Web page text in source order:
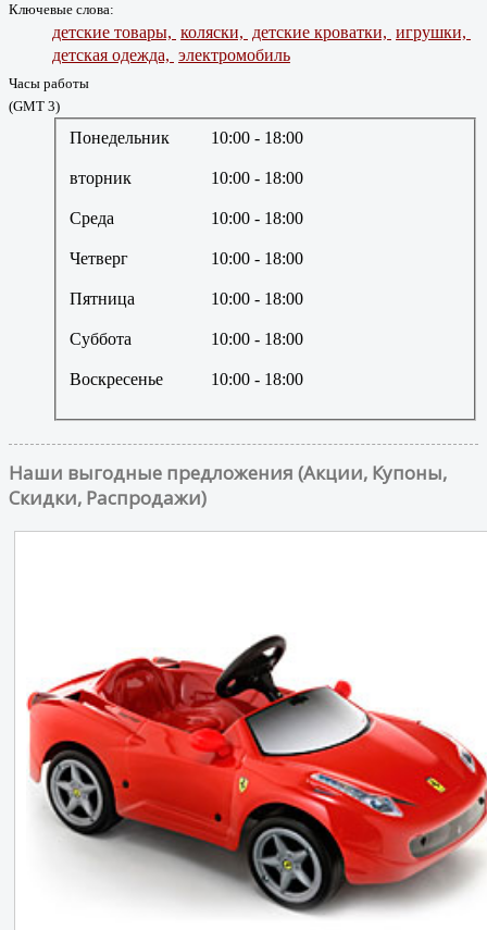
Ключевые слова:
детские товары, коляски, детские кроватки, игрушки,
детская одежда, электромобиль
Часы работы
(GMT 3)
Понедельник 10:00 - 18:00
вторник 10:00 - 18:00
Среда 10:00 - 18:00
Четверг 10:00 - 18:00
Пятница 10:00 - 18:00
Суббота 10:00 - 18:00
Воскресенье 10:00 - 18:00
Наши выгодные предложения (Акции, Купоны,
Скидки, Распродажи)